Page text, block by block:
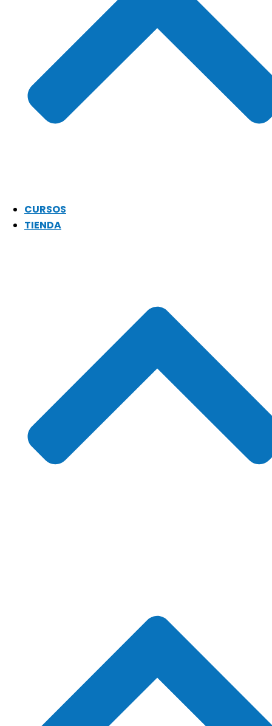
CURSOS
TIENDA